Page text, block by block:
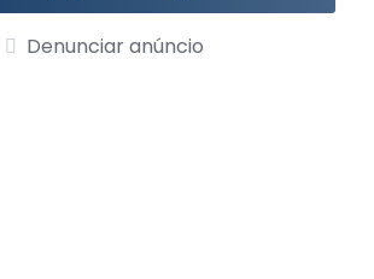
Denunciar anúncio